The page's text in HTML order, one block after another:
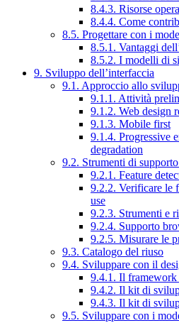
8.4.3. Risorse
8.4.4. Come
8.5. Progettare con i
8.5.1. Vantaggi
8.5.2. I modelli di
9. Sviluppo dell’interfaccia
9.1. Approccio allo
9.1.1. Attività
9.1.2. Web design
9.1.3. Mobile first
9.1.4. Progressive
degradation
9.2. Strumenti di
9.2.1. Feature
9.2.2. Verificare le
use
9.2.3. Strumenti e
9.2.4. Supporto
9.2.5. Misurare le
9.3. Catalogo del riuso
9.4. Sviluppare con il
9.4.1. Il framework
9.4.2. Il kit di
9.4.3. Il kit di
9.5. Sviluppare con i